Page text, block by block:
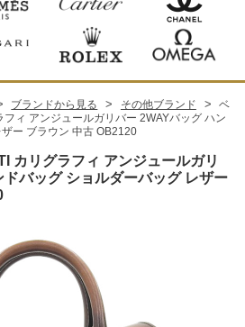
ブランドから見る > その他ブランド >
ベ
ィ アンジュールガリバー 2WAYバッグ ハン
ー ブラウン 中古 OB2120
カリグラフィ アンジュールガリ
バッグ ショルダーバッグ レザー